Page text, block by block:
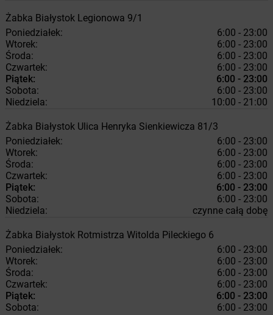
Żabka Białystok Legionowa 9/1
Poniedziałek:
6:00 - 23:00
Wtorek:
6:00 - 23:00
Środa:
6:00 - 23:00
Czwartek:
6:00 - 23:00
Piątek:
6:00 - 23:00
Sobota:
6:00 - 23:00
Niedziela:
10:00 - 21:00
Żabka Białystok Ulica Henryka Sienkiewicza 81/3
Poniedziałek:
6:00 - 23:00
Wtorek:
6:00 - 23:00
Środa:
6:00 - 23:00
Czwartek:
6:00 - 23:00
Piątek:
6:00 - 23:00
Sobota:
6:00 - 23:00
Niedziela:
czynne całą dobę
Żabka Białystok Rotmistrza Witolda Pileckiego 6
Poniedziałek:
6:00 - 23:00
Wtorek:
6:00 - 23:00
Środa:
6:00 - 23:00
Czwartek:
6:00 - 23:00
Piątek:
6:00 - 23:00
Sobota:
6:00 - 23:00